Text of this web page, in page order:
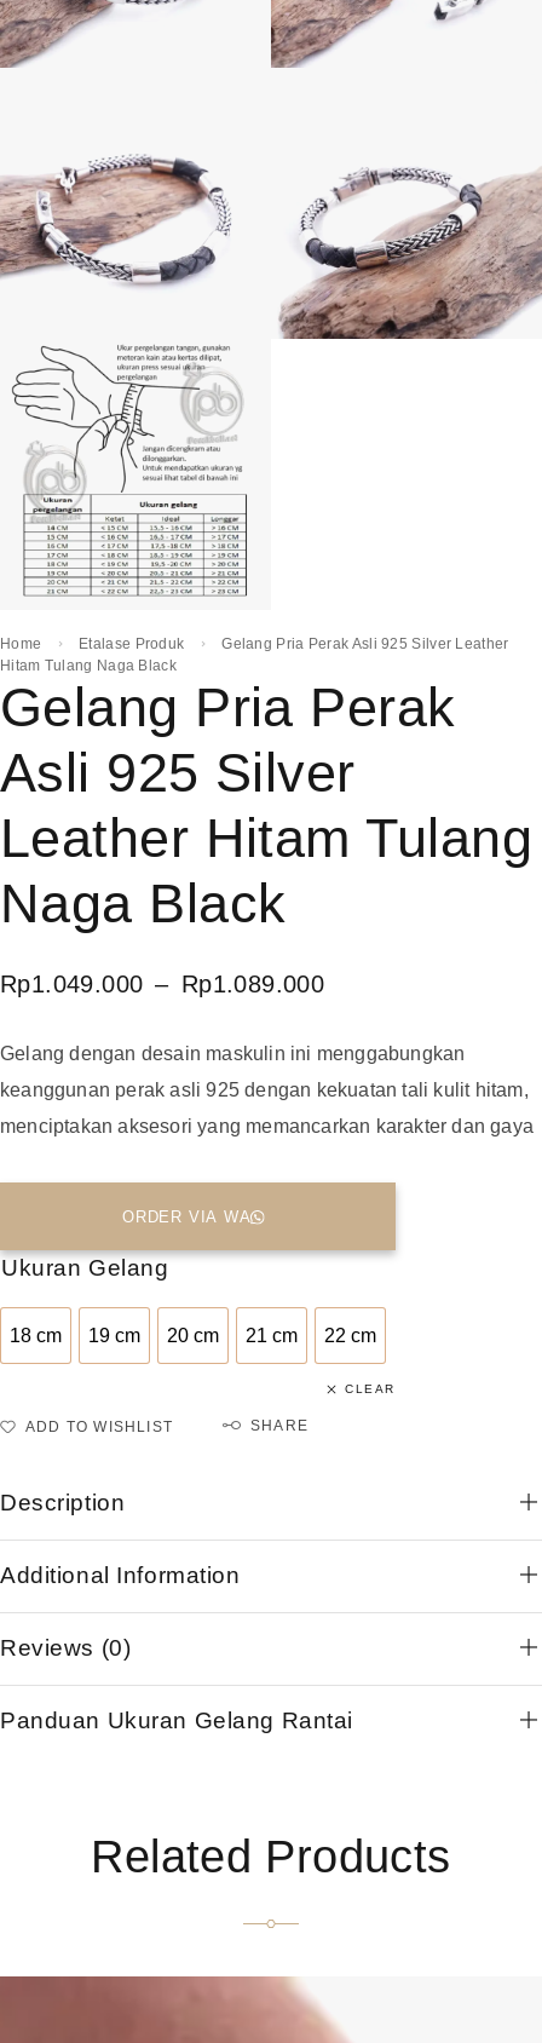
Home Etalase Produk
Gelang Pria Perak Asli 925 Silver Leather
Hitam Tulang Naga Black
Gelang Pria Perak
Asli 925 Silver
Leather Hitam Tulang
Naga Black
Rp1.049.000 – Rp1.089.000
Gelang dengan desain maskulin ini menggabungkan
keanggunan perak asli 925 dengan kekuatan tali kulit hitam,
menciptakan aksesori yang memancarkan karakter dan gaya
ORDER VIA WA
Ukuran Gelang
18 cm
18 cm
19 cm
19 cm
20 cm
20 cm
21 cm
21 cm
22 cm
22 cm
CLEAR
ADD TO WISHLIST SHARE
Description
Additional Information
Reviews (0)
Panduan Ukuran Gelang Rantai
Related Products